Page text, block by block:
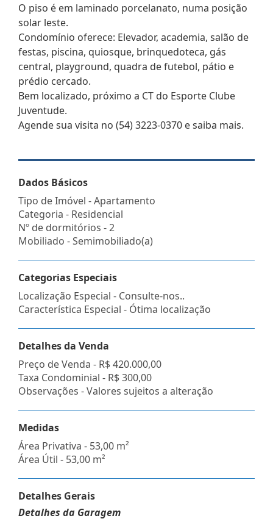
O piso é em laminado porcelanato, numa posição
solar leste.
Condomínio oferece: Elevador, academia, salão de
festas, piscina, quiosque, brinquedoteca, gás
central, playground, quadra de futebol, pátio e
prédio cercado.
Bem localizado, próximo a CT do Esporte Clube
Juventude.
Agende sua visita no (54) 3223-0370 e saiba mais.
Dados Básicos
Tipo de Imóvel - Apartamento
Categoria - Residencial
Nº de dormitórios - 2
Mobiliado - Semimobiliado(a)
Categorias Especiais
Localização Especial - Consulte-nos..
Característica Especial - Ótima localização
Detalhes da Venda
Preço de Venda - R$ 420.000,00
Taxa Condominial - R$ 300,00
Observações - Valores sujeitos a alteração
Medidas
Área Privativa - 53,00 m²
Área Útil - 53,00 m²
Detalhes Gerais
Detalhes da Garagem